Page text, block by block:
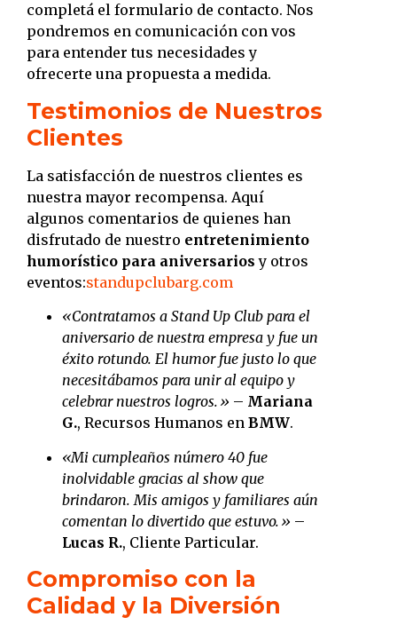
completá el formulario de contacto. Nos
pondremos en comunicación con vos
para entender tus necesidades y
ofrecerte una propuesta a medida.
Testimonios de Nuestros
Clientes
La satisfacción de nuestros clientes es
nuestra mayor recompensa. Aquí
algunos comentarios de quienes han
disfrutado de nuestro entretenimiento
humorístico para aniversarios y otros
eventos:standupclubarg.com
«Contratamos a Stand Up Club para el
aniversario de nuestra empresa y fue un
éxito rotundo. El humor fue justo lo que
necesitábamos para unir al equipo y
celebrar nuestros logros.» – Mariana
G., Recursos Humanos en BMW.
«Mi cumpleaños número 40 fue
inolvidable gracias al show que
brindaron. Mis amigos y familiares aún
comentan lo divertido que estuvo.» –
Lucas R., Cliente Particular.
Compromiso con la
Calidad y la Diversión